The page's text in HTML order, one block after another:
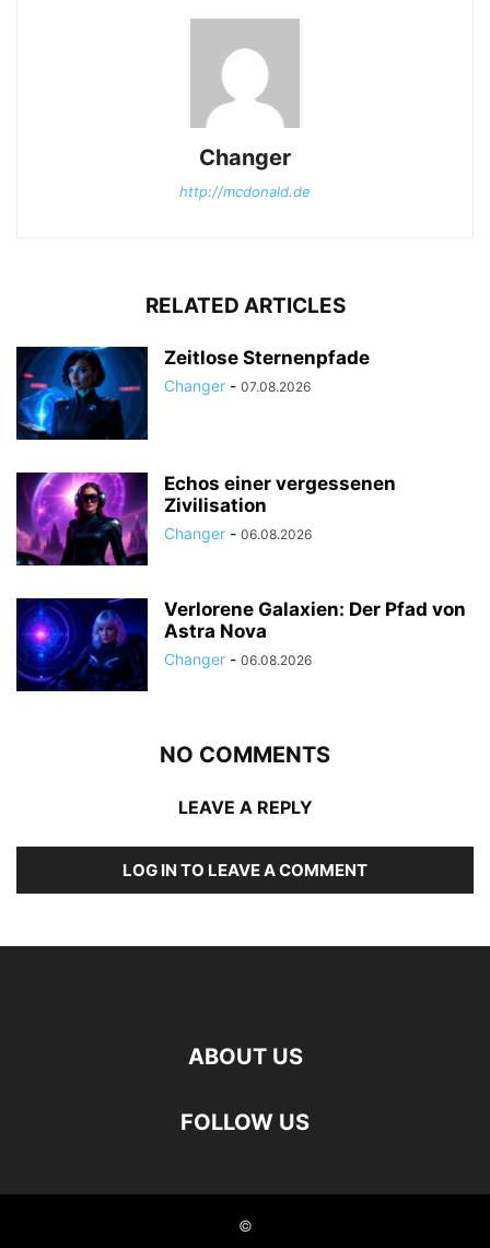
Changer
http://mcdonald.de
RELATED ARTICLES
Zeitlose Sternenpfade
Changer - 07.08.2026
Echos einer vergessenen
Zivilisation
Changer - 06.08.2026
Verlorene Galaxien: Der Pfad von
Astra Nova
Changer - 06.08.2026
NO COMMENTS
LEAVE A REPLY
LOG IN TO LEAVE A COMMENT
ABOUT US
FOLLOW US
©